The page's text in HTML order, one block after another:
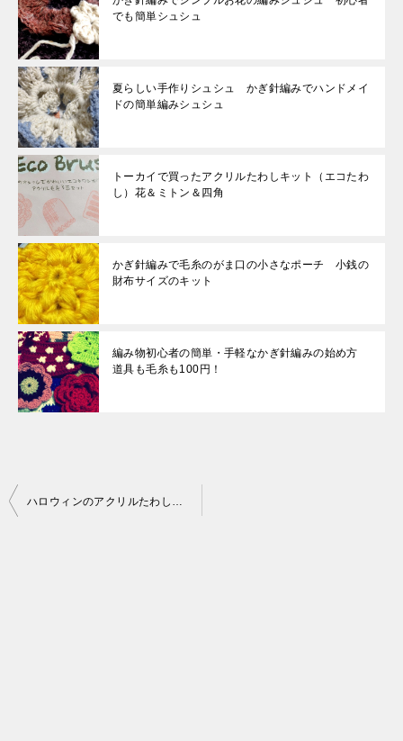
でも簡単シュシュ
夏らしい手作りシュシュ かぎ針編みでハンドメイ
ドの簡単編みシュシュ
トーカイで買ったアクリルたわしキット（エコたわ
し）花＆ミトン＆四角
かぎ針編みで毛糸のがま口の小さなポーチ 小銭の
財布サイズのキット
編み物初心者の簡単・手軽なかぎ針編みの始め方
道具も毛糸も100円！
投
ハロウィンのアクリルたわしの編み図 編み込み模様のおばけモチーフ